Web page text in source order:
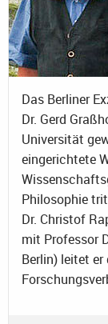
Das Berliner
Dr. Gerd
Universität
eingerichtete
Philosophie
Dr. Christof
mit Professor
Berlin) leitet